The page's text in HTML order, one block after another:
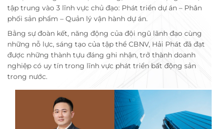
tập trung vào 3 lĩnh vực chủ đạo: Phát triển dự án – Phân
phối sản phẩm – Quản lý vận hành dự án.
Bằng sự đoàn kết, năng động của đội ngũ lãnh đạo cùng
những nỗ lực, sáng tạo của tập thể CBNV, Hải Phát đã đạt
được những thành tựu đáng ghi nhận, trở thành doanh
nghiệp có uy tín trong lĩnh vực phát triển bất động sản
trong nước.